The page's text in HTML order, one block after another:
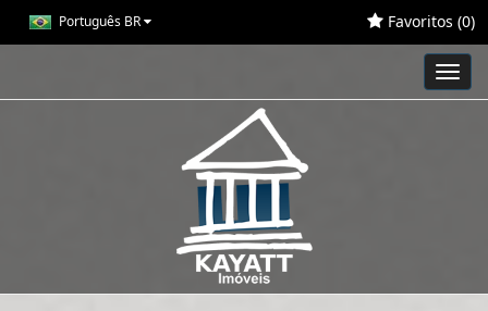
Português BR Favoritos (0)